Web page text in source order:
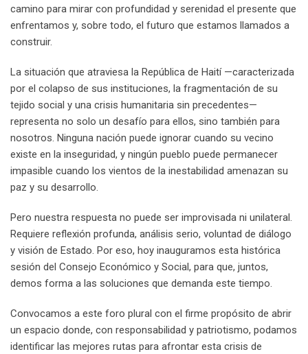
camino para mirar con profundidad y serenidad el presente que
enfrentamos y, sobre todo, el futuro que estamos llamados a
construir.
La situación que atraviesa la República de Haití —caracterizada
por el colapso de sus instituciones, la fragmentación de su
tejido social y una crisis humanitaria sin precedentes—
representa no solo un desafío para ellos, sino también para
nosotros. Ninguna nación puede ignorar cuando su vecino
existe en la inseguridad, y ningún pueblo puede permanecer
impasible cuando los vientos de la inestabilidad amenazan su
paz y su desarrollo.
Pero nuestra respuesta no puede ser improvisada ni unilateral.
Requiere reflexión profunda, análisis serio, voluntad de diálogo
y visión de Estado. Por eso, hoy inauguramos esta histórica
sesión del Consejo Económico y Social, para que, juntos,
demos forma a las soluciones que demanda este tiempo.
Convocamos a este foro plural con el firme propósito de abrir
un espacio donde, con responsabilidad y patriotismo, podamos
identificar las mejores rutas para afrontar esta crisis de